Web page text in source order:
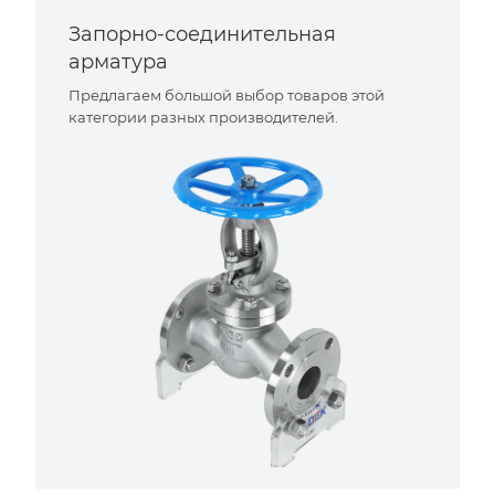
Запорно-соединительная
арматура
Предлагаем большой выбор товаров этой
категории разных производителей.